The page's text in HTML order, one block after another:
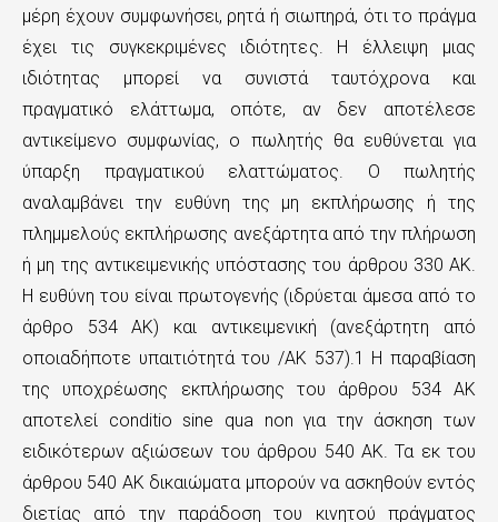
μέρη έχουν συμφωνήσει, ρητά ή σιωπηρά, ότι το πράγμα
έχει τις συγκεκριμένες ιδιότητες. Η έλλειψη μιας
ιδιότητας μπορεί να συνιστά ταυτόχρονα και
πραγματικό ελάττωμα, οπότε, αν δεν αποτέλεσε
αντικείμενο συμφωνίας, ο πωλητής θα ευθύνεται για
ύπαρξη πραγματικού ελαττώματος. Ο πωλητής
αναλαμβάνει την ευθύνη της μη εκπλήρωσης ή της
πλημμελούς εκπλήρωσης ανεξάρτητα από την πλήρωση
ή μη της αντικειμενικής υπόστασης του άρθρου 330 ΑΚ.
Η ευθύνη του είναι πρωτογενής (ιδρύεται άμεσα από το
άρθρο 534 ΑΚ) και αντικειμενική (ανεξάρτητη από
οποιαδήποτε υπαιτιότητά του /ΑΚ 537).1 Η παραβίαση
της υποχρέωσης εκπλήρωσης του άρθρου 534 ΑΚ
αποτελεί conditio sine qua non για την άσκηση των
ειδικότερων αξιώσεων του άρθρου 540 ΑΚ. Τα εκ του
άρθρου 540 ΑΚ δικαιώματα μπορούν να ασκηθούν εντός
διετίας από την παράδοση του κινητού πράγματος